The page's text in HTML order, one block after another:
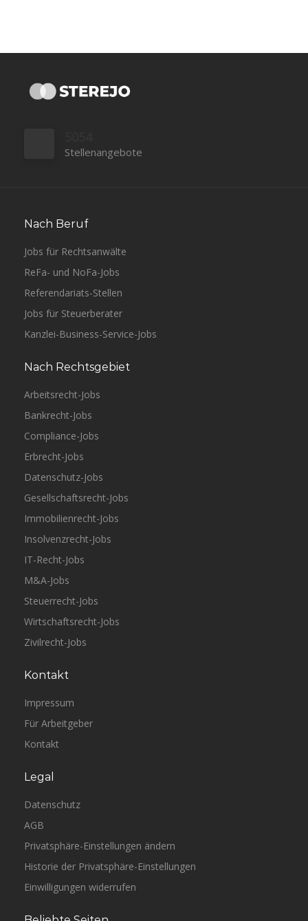
Stellenangebote
Nach Beruf
Jobs für Rechtsanwälte
ReFa- und NoFa-Jobs
Referendariats-Stellen
Jobs für Steuerberater
Kanzlei-Business-Service-Jobs
Nach Rechtsgebiet
Arbeitsrecht-Jobs
Bankrecht-Jobs
Compliance-Jobs
Erbrecht-Jobs
Datenschutz-Jobs
Gesellschaftsrecht-Jobs
Immobilienrecht-Jobs
Insolvenzrecht-Jobs
IT-Recht-Jobs
M&A-Jobs
Steuerrecht-Jobs
Wirtschaftsrecht-Jobs
Zivilrecht-Jobs
Kontakt
Impressum
Für Arbeitgeber
Kontakt
Legal
Datenschutz
AGB
Privatsphäre-Einstellungen ändern
Historie der Privatsphäre-Einstellungen
Einwilligungen widerrufen